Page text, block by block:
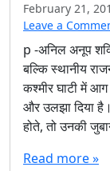
February 21,
Leave a
p -अनिल अनूप
बल्कि स्थानीय
कश्मीर घाटी में
और उलझा दिया
होते, तो उनकी
Read more »